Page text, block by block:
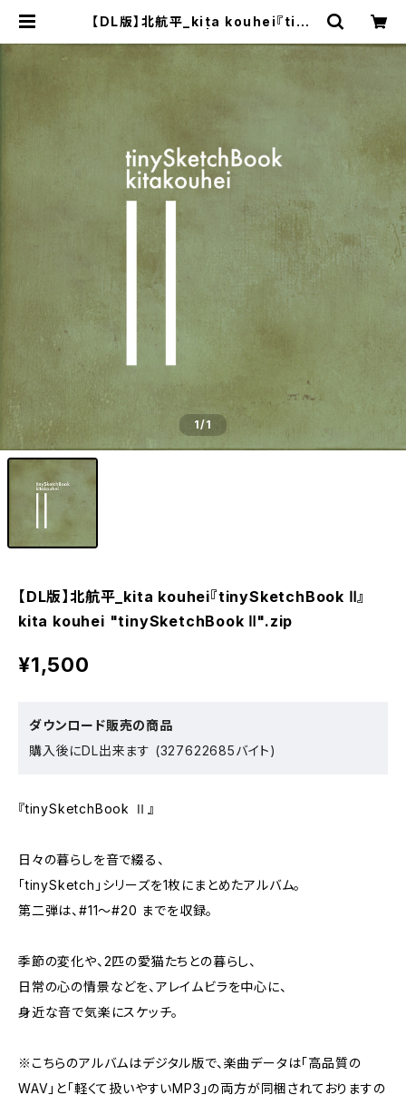
【DL版】北航平_kita kouhei『tiny
Shop -
1/1
【DL版】北航平_kita kouhei『tinySketchBook Ⅱ』
kita kouhei "tinySketchBook Ⅱ".zip
¥1,500
ダウンロード販売の商品
購入後にDL出来ます (327622685バイト)
『tinySketchBook Ⅱ』
日々の暮らしを音で綴る、
「tinySketch」シリーズを1枚にまとめたアルバム。
第二弾は、#11〜#20 までを収録。
季節の変化や、2匹の愛猫たちとの暮らし、
日常の心の情景などを、アレイムビラを中心に、
身近な音で気楽にスケッチ。
※こちらのアルバムはデジタル版で、楽曲データは「高品質の
WAV」と「軽くて扱いやすいMP3」の両方が同梱されておりますの